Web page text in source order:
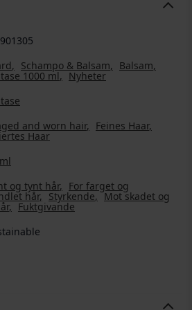
Schampo & Balsam Balsam
1000 ml
Nyheter
and worn hair Feines Haar
Haar
og tynt hår For farget og
hår Styrkende Mot skadet og
Fuktgivande